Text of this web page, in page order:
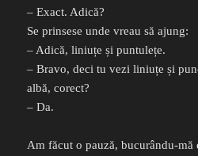
– Exact. Adică?
Se prinsese unde vreau să ajung:
– Adică, liniuțe și puntulețe.
– Bravo, deci tu vezi liniuțe și
albă, corect?
– Da.
Am făcut o pauză, bucurându-